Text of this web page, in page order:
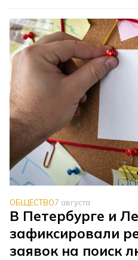
ОБЩЕСТВО7 августа
В Петербурге и
зафиксировали
заявок на поиск